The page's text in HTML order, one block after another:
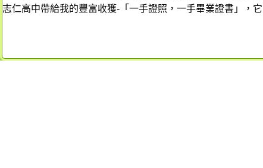
志仁高中帶給我的豐富收獲- 「一手證照，一手畢業證書」，